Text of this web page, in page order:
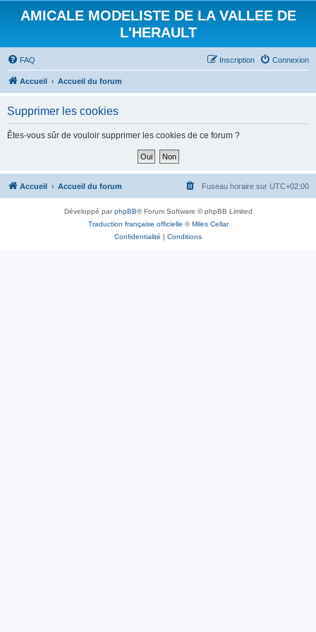
AMICALE MODELISTE DE LA VALLEE DE
L'HERAULT
FAQ Connexion
Inscription
Accueil Accueil du forum
Supprimer les cookies
Êtes-vous sûr de vouloir supprimer les cookies de ce forum ?
Accueil Accueil du forum Fuseau horaire sur UTC+02:00
Développé parphpBB® Forum Software © phpBB Limited
Traduction française officielle ©Miles Cellar
Confidentialité | Conditions